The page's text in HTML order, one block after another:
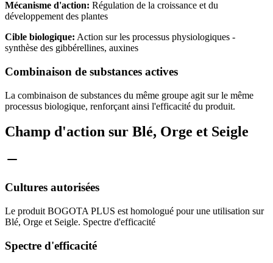
Mécanisme d'action: Régulation de la croissance et du
développement des plantes
Cible biologique: Action sur les processus physiologiques -
synthèse des gibbérellines, auxines
Combinaison de substances actives
La combinaison de substances du même groupe agit sur le même
processus biologique, renforçant ainsi l'efficacité du produit.
Champ d'action sur Blé, Orge et Seigle
Cultures autorisées
Le produit BOGOTA PLUS est homologué pour une utilisation sur
Blé, Orge et Seigle. Spectre d'efficacité
Spectre d'efficacité